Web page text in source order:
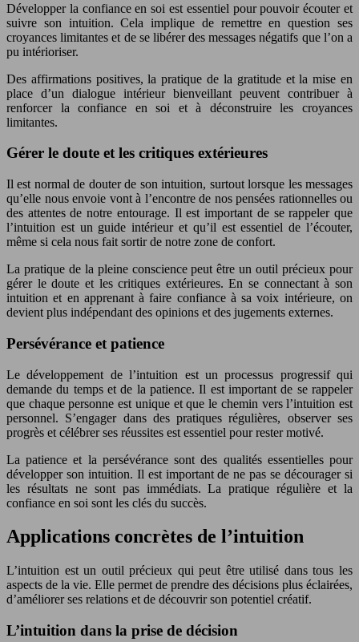
Développer la confiance en soi est essentiel pour pouvoir écouter et
suivre son intuition. Cela implique de remettre en question ses
croyances limitantes et de se libérer des messages négatifs que l’on a
pu intérioriser.
Des affirmations positives, la pratique de la gratitude et la mise en
place d’un dialogue intérieur bienveillant peuvent contribuer à
renforcer la confiance en soi et à déconstruire les croyances
limitantes.
Gérer le doute et les critiques extérieures
Il est normal de douter de son intuition, surtout lorsque les messages
qu’elle nous envoie vont à l’encontre de nos pensées rationnelles ou
des attentes de notre entourage. Il est important de se rappeler que
l’intuition est un guide intérieur et qu’il est essentiel de l’écouter,
même si cela nous fait sortir de notre zone de confort.
La pratique de la pleine conscience peut être un outil précieux pour
gérer le doute et les critiques extérieures. En se connectant à son
intuition et en apprenant à faire confiance à sa voix intérieure, on
devient plus indépendant des opinions et des jugements externes.
Persévérance et patience
Le développement de l’intuition est un processus progressif qui
demande du temps et de la patience. Il est important de se rappeler
que chaque personne est unique et que le chemin vers l’intuition est
personnel. S’engager dans des pratiques régulières, observer ses
progrès et célébrer ses réussites est essentiel pour rester motivé.
La patience et la persévérance sont des qualités essentielles pour
développer son intuition. Il est important de ne pas se décourager si
les résultats ne sont pas immédiats. La pratique régulière et la
confiance en soi sont les clés du succès.
Applications concrètes de l’intuition
L’intuition est un outil précieux qui peut être utilisé dans tous les
aspects de la vie. Elle permet de prendre des décisions plus éclairées,
d’améliorer ses relations et de découvrir son potentiel créatif.
L’intuition dans la prise de décision